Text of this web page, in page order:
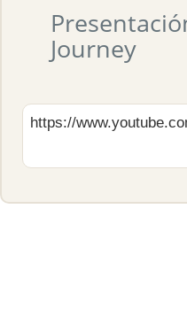
Journey
https://